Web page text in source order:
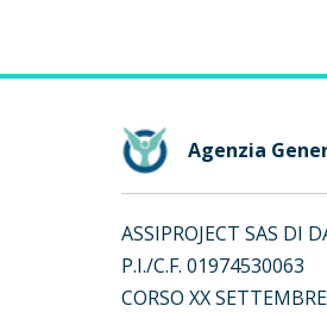
Agenzia
ASSIPROJECT SAS DI
P.I./C.F. 01974530063
CORSO XX